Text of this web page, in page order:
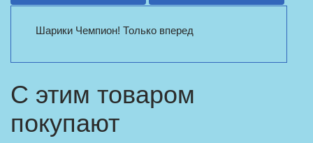
Шарики Чемпион! Только вперед
С этим товаром
покупают